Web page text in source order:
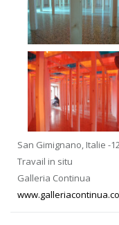
San Gimignano, Italie -
Travail in situ
Galleria Continua